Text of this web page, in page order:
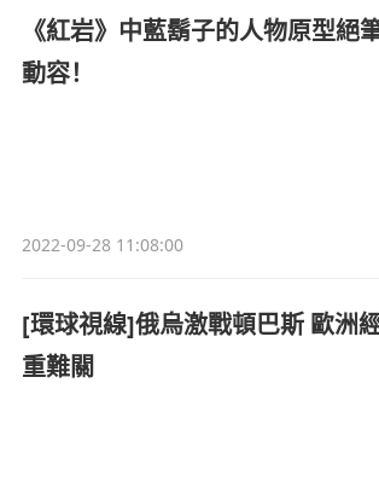
《紅岩》中藍鬍子的人物原型絕
動容！
2022-09-28 11:08:00
[環球視線]俄烏激戰頓巴斯 歐洲
重難關